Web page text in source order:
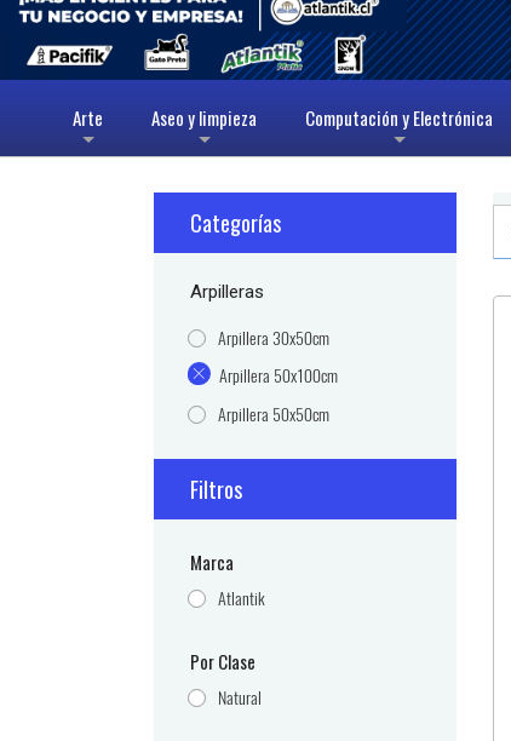
+
Arte
+
Aseo y limpieza
+
Computación y Electrónica
Categorías
Arpilleras
Arpillera 30x50cm
Arpillera 50x100cm
Arpillera 50x50cm
Filtros
Marca
Atlantik
Por Clase
Natural